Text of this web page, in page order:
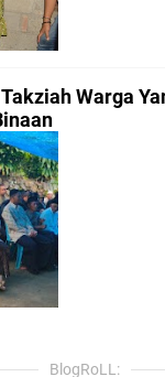
Warga
BlogRoLL: